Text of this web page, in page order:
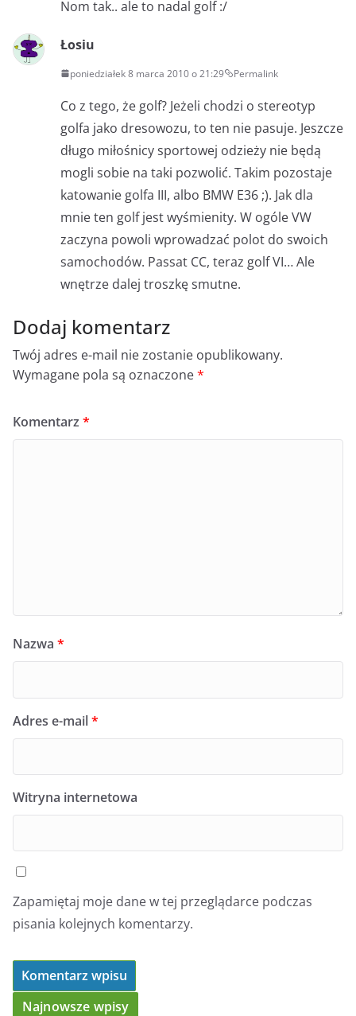
Nom tak.. ale to nadal golf :/
Łosiu
poniedziałek 8 marca 2010 o 21:29 Permalink
Co z tego, że golf? Jeżeli chodzi o stereotyp
golfa jako dresowozu, to ten nie pasuje. Jeszcze
długo miłośnicy sportowej odzieży nie będą
mogli sobie na taki pozwolić. Takim pozostaje
katowanie golfa III, albo BMW E36 ;). Jak dla
mnie ten golf jest wyśmienity. W ogóle VW
zaczyna powoli wprowadzać polot do swoich
samochodów. Passat CC, teraz golf VI… Ale
wnętrze dalej troszkę smutne.
Dodaj komentarz
Twój adres e-mail nie zostanie opublikowany.
Wymagane pola są oznaczone*
Komentarz *
Nazwa *
Adres e-mail*
Witryna internetowa
Zapamiętaj moje dane w tej przeglądarce podczas
pisania kolejnych komentarzy.
Najnowsze wpisy